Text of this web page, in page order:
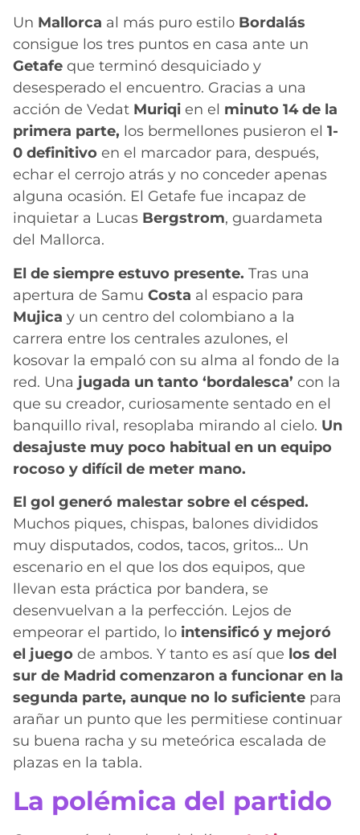
Un Mallorca al más puro estilo Bordalás
consigue los tres puntos en casa ante un
Getafe que terminó desquiciado y
desesperado el encuentro. Gracias a una
acción de Vedat Muriqi en el minuto 14 de la
primera parte, los bermellones pusieron el 1-
0 definitivo en el marcador para, después,
echar el cerrojo atrás y no conceder apenas
alguna ocasión. El Getafe fue incapaz de
inquietar a Lucas Bergstrom, guardameta
del Mallorca.
El de siempre estuvo presente. Tras una
apertura de Samu Costa al espacio para
Mujica y un centro del colombiano a la
carrera entre los centrales azulones, el
kosovar la empaló con su alma al fondo de la
red. Una jugada un tanto ‘bordalesca’ con la
que su creador, curiosamente sentado en el
banquillo rival, resoplaba mirando al cielo. Un
desajuste muy poco habitual en un equipo
rocoso y difícil de meter mano.
El gol generó malestar sobre el césped.
Muchos piques, chispas, balones divididos
muy disputados, codos, tacos, gritos… Un
escenario en el que los dos equipos, que
llevan esta práctica por bandera, se
desenvuelvan a la perfección. Lejos de
empeorar el partido, lo intensificó y mejoró
el juego de ambos. Y tanto es así que los del
sur de Madrid comenzaron a funcionar en la
segunda parte, aunque no lo suficiente para
arañar un punto que les permitiese continuar
su buena racha y su meteórica escalada de
plazas en la tabla.
La polémica del partido